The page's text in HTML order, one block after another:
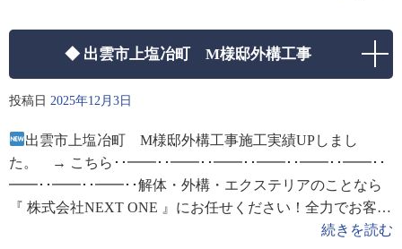
◆ 出雲市上塩冶町 M様邸外構工事
投稿日 2025年12月3日
出雲市上塩冶町 M様邸外構工事施工実績UPしまし
た。 → こちら･･━━･･━━･･━━･･━━･･━━･･━━･･
━━･･━━･･━━･･解体・外構・エクステリアのことなら
『 株式会社NEXT ONE 』にお任せください！全力でお客様
のお困りごと解決をサポートいたします！□家屋解続きを読む